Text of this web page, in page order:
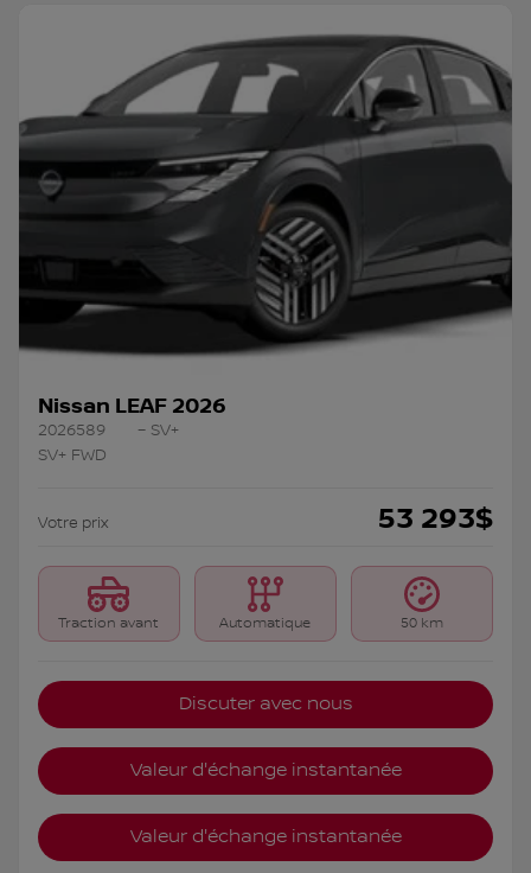
Nissan LEAF 2026
2026589
– SV+
SV+ FWD
Votre prix 53 293$
Traction avant Automatique 50 km
Discuter avec nous
Valeur d'échange instantanée
Valeur d'échange instantanée